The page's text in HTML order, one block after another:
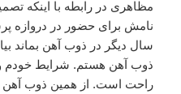
مظاهری در رابطه با اینکه
نامش برای حضور در دروازه
سال دیگر در ذوب آهن بماند
ذوب آهن هستم. شرایط خودم و
راحت است. از همین ذوب آهن